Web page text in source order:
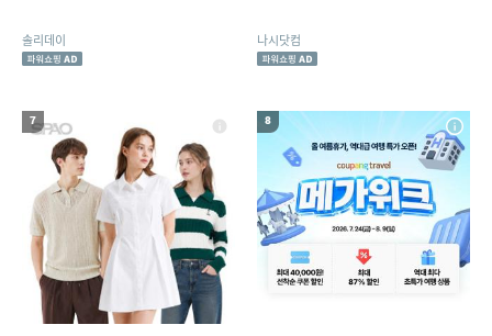
솔리데이 나시닷컴
7 8